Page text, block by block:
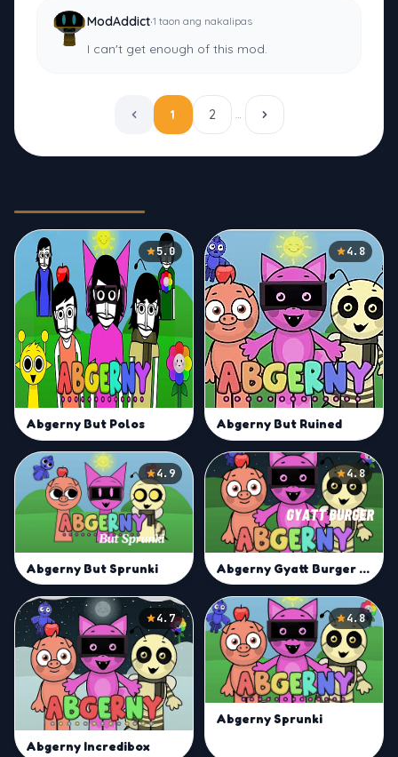
ModAddict·1 taon ang nakalipas
I can't get enough of this mod.
1 2 …
5.0
Abgerny But Polos
4.8
Abgerny But Ruined
4.9
Abgerny But Sprunki
4.8
Abgerny Gyatt Burger Mod
4.7
Abgerny Incredibox
4.8
Abgerny Sprunki